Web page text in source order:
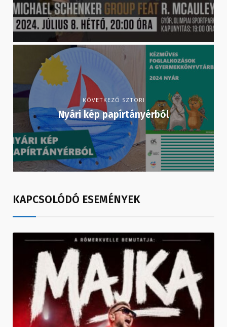
KÖVETKEZŐ SZTORI
Nyári kép papírtányérból
KAPCSOLÓDÓ ESEMÉNYEK